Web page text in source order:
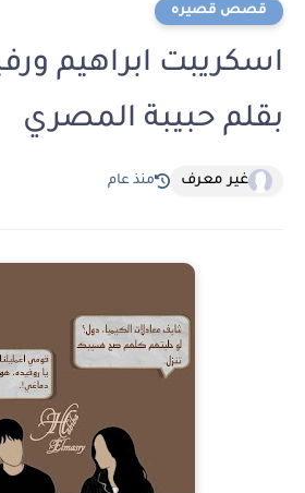
قصص قصيره
اسكريبت ابراهيم
بقلم حبيبة المصري
غير معرف منذ عام